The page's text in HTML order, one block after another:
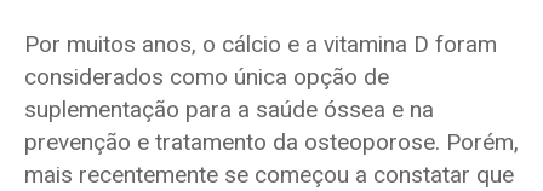
Por muitos anos, o cálcio e a vitamina D foram
considerados como única opção de
suplementação para a saúde óssea e na
prevenção e tratamento da osteoporose. Porém,
mais recentemente se começou a constatar que